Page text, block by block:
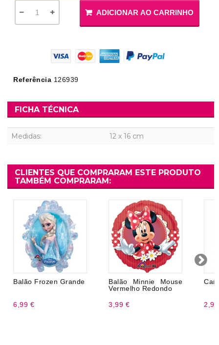
ADICIONAR AO CARRINHO
Referência 126939
FICHA TÉCNICA
Medidas: 12 x 16 cm
CLIENTES QUE COMPRARAM ESTE PRODUTO
TAMBÉM COMPRARAM:
Balão Frozen Grande
6,99 €
Balão Minnie Mouse
Vermelho Redondo
3,99 €